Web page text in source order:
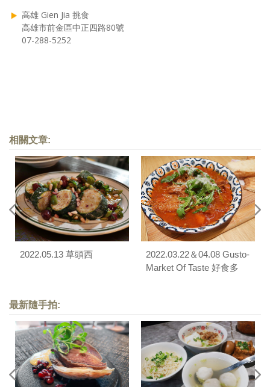
高雄 Gien Jia 挑食
高雄市前金區中正四路80號
07-288-5252
相關文章:
2022.05.13 草頭西
2022.03.22＆04.08 Gusto-
Market Of Taste 好食多
最新隨手拍: